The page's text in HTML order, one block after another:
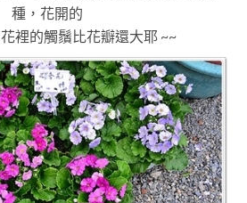
種 ，花開的
花裡的觸鬚比花瓣還大耶 ~~